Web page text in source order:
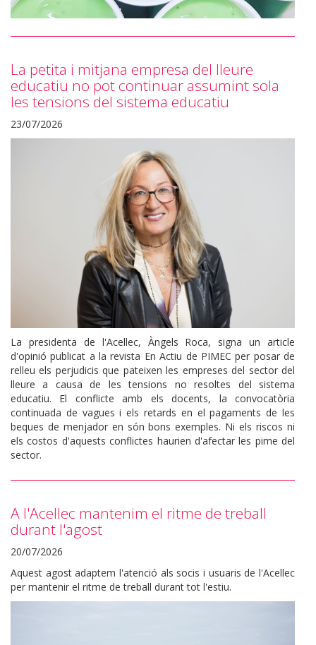
La petita i mitjana empresa del lleure
educatiu no pot continuar assumint sola
les tensions del sistema educatiu
23/07/2026
La presidenta de l'Acellec, Àngels Roca, signa un article
d'opinió publicat a la revista En Actiu de PIMEC per posar de
relleu els perjudicis que pateixen les empreses del sector del
lleure a causa de les tensions no resoltes del sistema
educatiu. El conflicte amb els docents, la convocatòria
continuada de vagues i els retards en el pagaments de les
beques de menjador en són bons exemples. Ni els riscos ni
els costos d'aquests conflictes haurien d'afectar les pime del
sector.
A l'Acellec mantenim el ritme de treball
durant l'agost
20/07/2026
Aquest agost adaptem l'atenció als socis i usuaris de l'Acellec
per mantenir el ritme de treball durant tot l'estiu.